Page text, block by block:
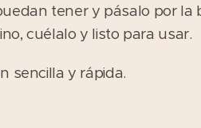
tener y pásalo por la
cuélalo y listo para usar.
sencilla y rápida.